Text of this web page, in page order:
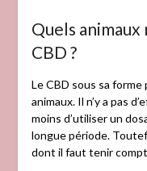
Quels
CBD ?
Le CBD sous sa
animaux. Il n’y a pas
moins d’utiliser un
longue période.
dont il faut tenir